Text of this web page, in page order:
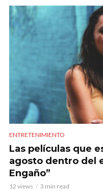
ENTRETENIMIENTO
Las películas que
agosto dentro del
Engaño”
12 views 3 min read